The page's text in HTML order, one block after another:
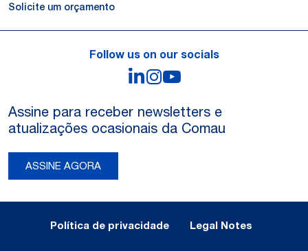
Solicite um orçamento
Follow us on our socials
LinkedIn
Instagram
Assine para receber newsletters e
atualizações ocasionais da Comau
ASSINE AGORA
Política de privacidade Legal Notes